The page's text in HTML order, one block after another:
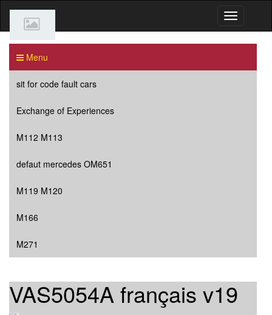
Menu
sit for code fault cars
Exchange of Experiences
M112 M113
defaut mercedes OM651
M119 M120
M166
M271
VAS5054A français v19